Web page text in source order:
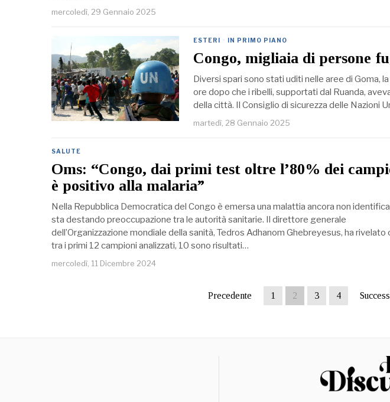
mercoledì, 29 Gennaio 2025
ESTERI · IN PRIMO PIANO
Congo, migliaia di persone
Diversi spari sono stati uditi nelle aree di Goma,
ore dopo che i ribelli, supportati dal Ruanda,
della città. Il Consiglio di sicurezza delle Nazioni
martedì, 28 Gennaio 2025
SALUTE
Oms: “Congo, dai primi test oltre l’80% dei
è positivo alla malaria”
Nella Repubblica Democratica del Congo è emersa una malattia ancora non
sta destando preoccupazione tra le autorità sanitarie. Il direttore generale
dell’Organizzazione mondiale della sanità, Tedros Adhanom Ghebreyesus, ha rivelato
tra i primi 12 campioni analizzati, 10 sono risultati…
mercoledì, 11 Dicembre 2024
Precedente 1 2 3 4